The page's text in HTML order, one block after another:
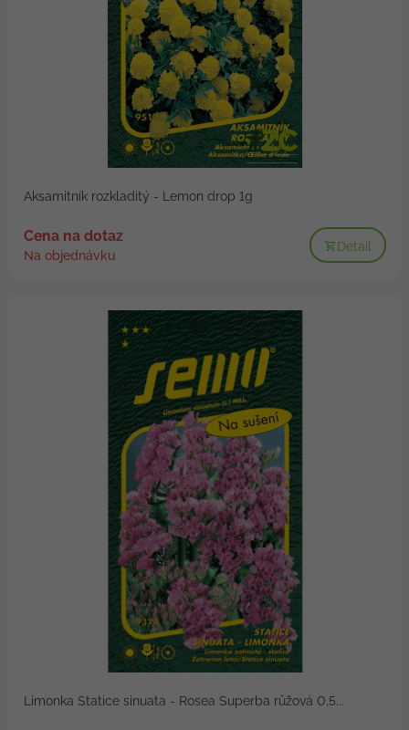
Aksamitník rozkladitý - Lemon drop 1g
Cena na dotaz
Na objednávku
Detail
Limonka Statice sinuata - Rosea Superba růžová 0,5...